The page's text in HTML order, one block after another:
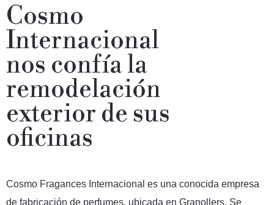
Cosmo
Internacional
nos confía la
remodelación
exterior de sus
oficinas
Cosmo Fragances Internacional es una conocida empresa
de fabricación de perfumes, ubicada en Granollers. Se